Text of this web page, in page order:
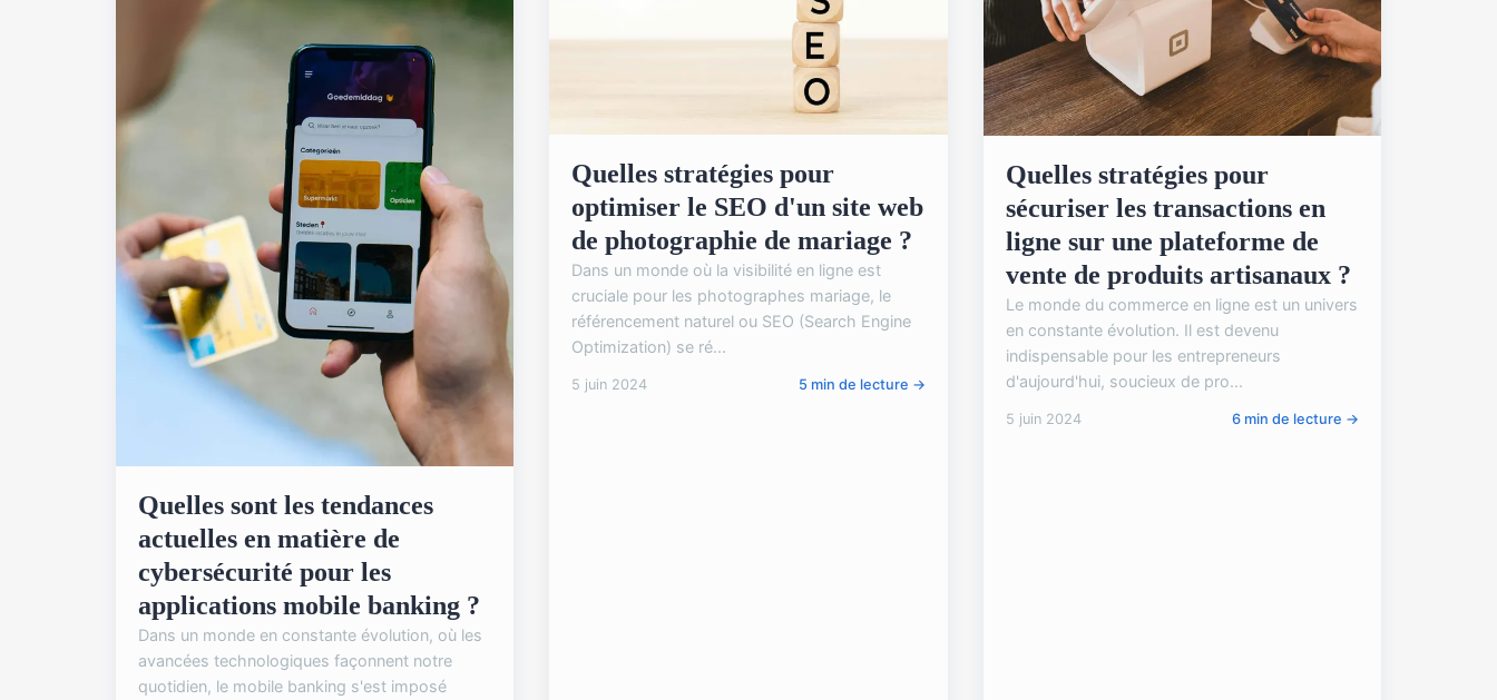
Quelles sont les tendances
actuelles en matière de
cybersécurité pour les
applications mobile banking ?
Dans un monde en constante évolution, où les
avancées technologiques façonnent notre
quotidien, le mobile banking s'est imposé
Quelles stratégies pour
optimiser le SEO d'un site web
de photographie de mariage ?
Dans un monde où la visibilité en ligne est
cruciale pour les photographes mariage, le
référencement naturel ou SEO (Search Engine
Optimization) se ré...
5 juin 2024 5 min de lecture →
Quelles stratégies pour
sécuriser les transactions en
ligne sur une plateforme de
vente de produits artisanaux ?
Le monde du commerce en ligne est un univers
en constante évolution. Il est devenu
indispensable pour les entrepreneurs
d'aujourd'hui, soucieux de pro...
5 juin 2024 6 min de lecture →